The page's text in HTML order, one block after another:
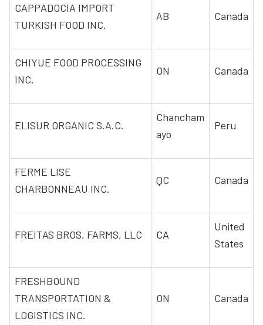
CAPPADOCIA IMPORT
TURKISH FOOD INC.
AB Canada
CHIYUE FOOD PROCESSING
INC.
ON Canada
ELISUR ORGANIC S.A.C.
Chancham
ayo
Peru
FERME LISE
CHARBONNEAU INC.
QC Canada
FREITAS BROS. FARMS, LLC CA
United
States
FRESHBOUND
TRANSPORTATION &
LOGISTICS INC.
ON Canada